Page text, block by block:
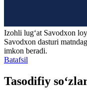
Izohli lugʻat Savodxon
Savodxon dasturi
imkon beradi.
Batafsil
Tasodifiy